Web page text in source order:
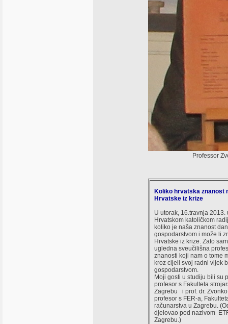
Professor
Koliko hrvatska znanost
Hrvatske iz krize
U utorak, 16.travnja 2013.
Hrvatskom katoličkom
koliko je naša znanost
gospodarstvom i može li
Hrvatske iz krize. Zato
ugledna sveučilišna
znanosti koji nam o tome
kroz cijeli svoj radni vijek
gospodarstvom.
Moji gosti u studiju bili su
profesor s Fakulteta
Zagrebu i prof. dr.
profesor s FER-a,
računarstva u Zagrebu.
djelovao pod nazivom
Zagrebu.)